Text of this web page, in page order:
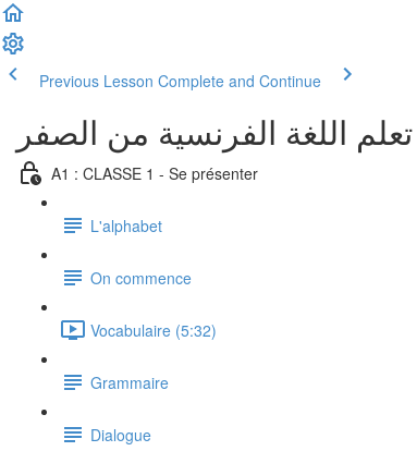
Previous Lesson Complete and Continue
اللغة الفرنسية من الصفر
A1 : CLASSE 1 - Se présenter
L'alphabet
On commence
Vocabulaire (5:32)
Grammaire
Dialogue